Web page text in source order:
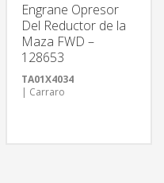
Engrane Opresor
Del Reductor de la
Maza FWD –
128653
TA01X4034
| Carraro